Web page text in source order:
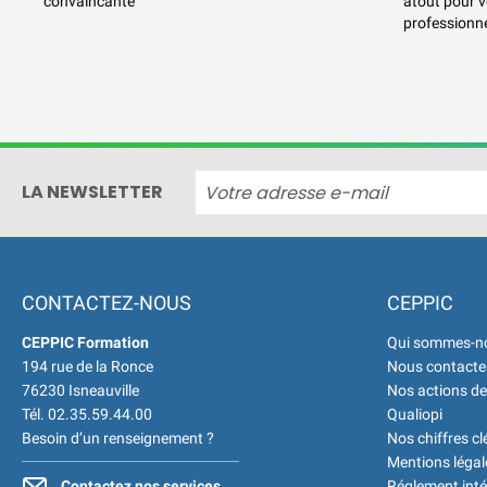
LA NEWSLETTER
CONTACTEZ-NOUS
CEPPIC Formation
194 rue de la Ronce
76230 Isneauville
Tél. 02.35.59.44.00
Besoin d’un renseignement ?
CEPPIC
Qui sommes-
Nous
Nos actions
Qualiopi
Nos chiffres
Mentions